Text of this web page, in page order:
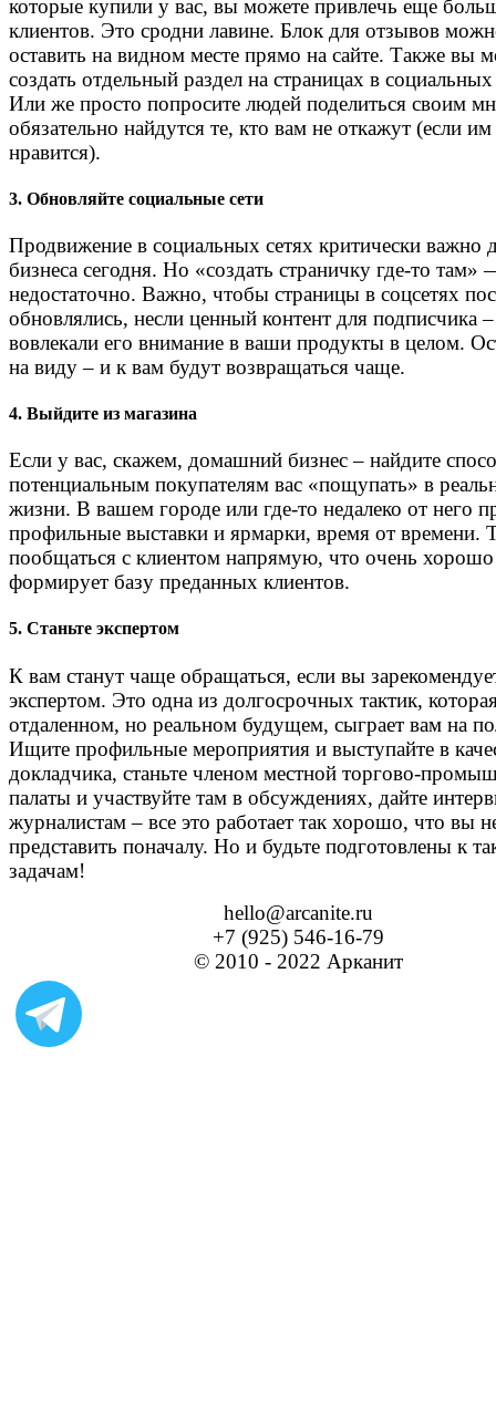
которые купили у вас, вы можете привлечь еще
клиентов. Это сродни лавине. Блок для отзывов
оставить на видном месте прямо на сайте. Также вы
создать отдельный раздел на страницах в социальных
Или же просто попросите людей поделиться своим
обязательно найдутся те, кто вам не откажут (если им
нравится).
3. Обновляйте социальные сети
Продвижение в социальных сетях критически важно
бизнеса сегодня. Но «создать страничку где-то там»
недостаточно. Важно, чтобы страницы в соцсетях
обновлялись, несли ценный контент для подписчика
вовлекали его внимание в ваши продукты в целом.
на виду – и к вам будут возвращаться чаще.
4. Выйдите из магазина
Если у вас, скажем, домашний бизнес – найдите
потенциальным покупателям вас «пощупать» в
жизни. В вашем городе или где-то недалеко от него
профильные выставки и ярмарки, время от времени.
пообщаться с клиентом напрямую, что очень хорошо
формирует базу преданных клиентов.
5. Станьте экспертом
К вам станут чаще обращаться, если вы
экспертом. Это одна из долгосрочных тактик,
отдаленном, но реальном будущем, сыграет вам на
Ищите профильные мероприятия и выступайте в
докладчика, станьте членом местной торгово-
палаты и участвуйте там в обсуждениях, дайте
журналистам – все это работает так хорошо, что вы
представить поначалу. Но и будьте подготовлены к
задачам!
hello@arcanite.ru
+7 (925) 546-16-79
© 2010 - 2022 Арканит